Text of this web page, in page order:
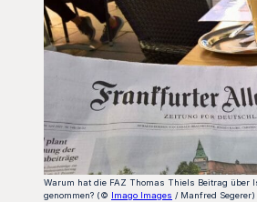
Warum hat die FAZ Thomas Thiels Beitrag über
genommen? (© Imago Images / Manfred Segerer)